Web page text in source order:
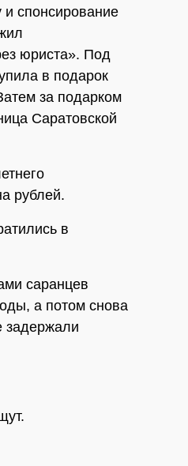
и спонсирование
юриста». Под
в подарок
за подарком
Саратовской
рублей.
в
саранцев
а потом снова
задержали